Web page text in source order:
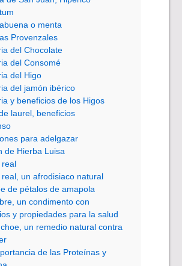
o menta
Provenzales
del Chocolate
del Consomé
del Higo
del jamón ibérico
y beneficios de los Higos
laurel, beneficios
para adelgazar
de Hierba Luisa
real
real, un afrodisiaco natural
de pétalos de amapola
un condimento con
y propiedades para la salud
un remedio natural contra
de las Proteínas y